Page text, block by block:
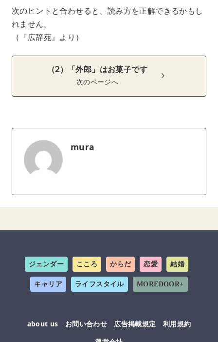
次のヒントと合わせると、読み方を正解できるかもし
れません。
（『広辞苑』より）
（2）「外郎」はお菓子です
次のページへ
mura
ジェンダー こころ からだ 恋愛 結婚
キャリア ライフスタイル MOREDOOR+
about us お問い合わせ 広告掲載規定
利用規約